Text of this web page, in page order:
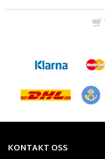
KONTAKT OSS